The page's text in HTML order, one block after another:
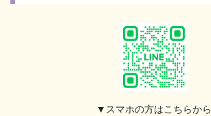
▼スマホの方はこちらから